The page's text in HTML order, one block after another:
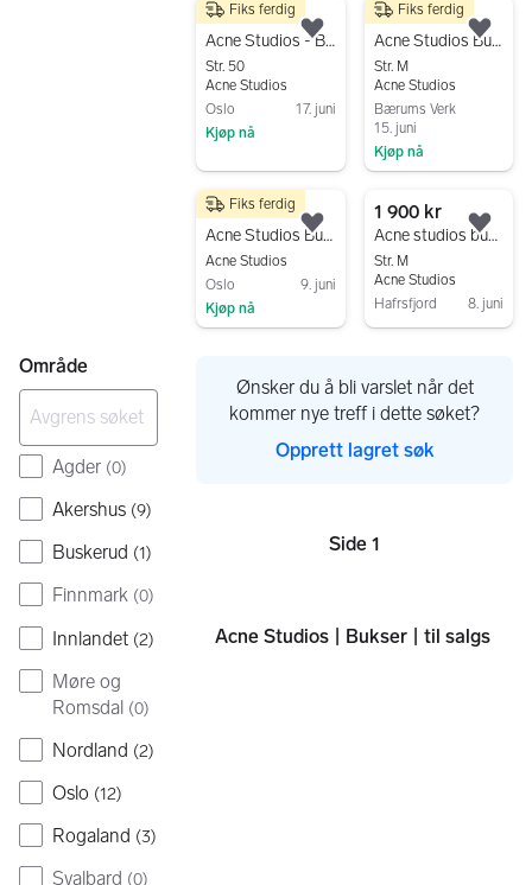
Område
Agder (0)
Akershus (9)
Buskerud (1)
Finnmark (0)
Innlandet (2)
Møre og
Romsdal (0)
Nordland (2)
Oslo (12)
Rogaland (3)
Svalbard (0)
2 000 kr
Acne Studios - Bukser i lin
Str. 50
Acne Studios
Oslo
17. juni
Kjøp nå
Fiks ferdig
Legg til som favoritt.
Gå til annonsen
1 995 kr
Acne Studios Bukse
Str. M
Acne Studios
Bærums Verk
15. juni
Kjøp nå
Fiks ferdig
1 000 kr
Acne Studios Bukser nesten ubrukt
Acne Studios
Oslo
9. juni
Kjøp nå
Fiks ferdig
Legg til som favoritt.
1 900 kr
Acne studios bukse
Str. M
Acne Studios
Hafrsfjord
8. juni
Gå til annonsen
Ønsker du å bli varslet når det
kommer nye treff i dette søket?
Opprett lagret søk
Sider
Side 1
Acne Studios | Bukser | til salgs